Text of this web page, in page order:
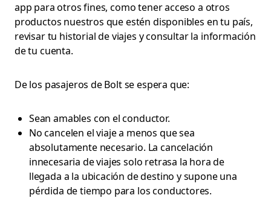
app para otros fines, como tener acceso a otros
productos nuestros que estén disponibles en tu país,
revisar tu historial de viajes y consultar la información
de tu cuenta.
De los pasajeros de Bolt se espera que:
Sean amables con el conductor.
No cancelen el viaje a menos que sea
absolutamente necesario. La cancelación
innecesaria de viajes solo retrasa la hora de
llegada a la ubicación de destino y supone una
pérdida de tiempo para los conductores.